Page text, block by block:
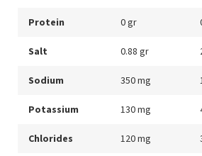
Protein 0 gr
Salt 0.88 gr
Sodium 350 mg
Potassium 130 mg
Chlorides 120 mg